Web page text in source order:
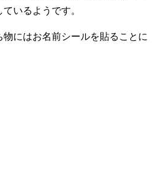
いるようです。
にはお名前シールを貼ることに